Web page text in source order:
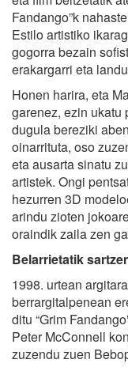
Fandango”k
Estilo artistiko
gogorra bezain
erakargarri eta
Honen harira, eta
garenez, ezin ukatu
dugula bereziki
oinarrituta, oso
eta ausarta sinatu
artistek. Ongi
hezurren 3D
arindu zioten
oraindik zaila zen
Belarrietatik
1998. urtean
berrargitalpenean
ditu “Grim
Peter McConnell
zuzendu zuen